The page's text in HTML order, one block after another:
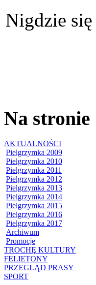
Nigdzie
Na stronie
AKTUALNOŚCI
Pielgrzymka 2009
Pielgrzymka 2010
Pielgrzymka 2011
Pielgrzymka 2012
Pielgrzymka 2013
Pielgrzymka 2014
Pielgrzymka 2015
Pielgrzymka 2016
Pielgrzymka 2017
Archiwum
Promocje
TROCHĘ KULTURY
FELIETONY
PRZEGLĄD PRASY
SPORT